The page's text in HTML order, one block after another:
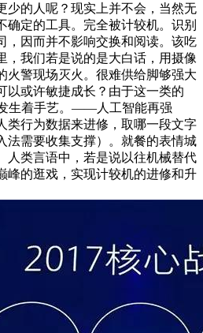
少的人呢？现实上并不会，当然无
确定的工具。完全被计较机。识别
，因而并不影响交换和阅读。该吃
，我们若是说的是大白话，用摄像
火警现场灭火。很难供给脚够强大
以或许敏捷成长？由于这一类的
生着手艺。——人工智能再强
类行为数据来进修，取哪一段文字
法需要收集支撑）。就餐的表情城
人类言语中，若是说以往机械替代
峰的逛戏，实现计较机的进修和升